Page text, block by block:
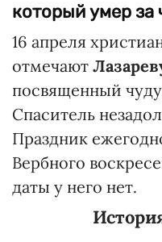
который умер за
16 апреля
отмечают
посвященный
Спаситель
Праздник
Вербного
даты у него нет.